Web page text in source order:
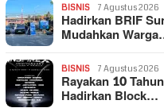
BISNIS 7 Agustus 2026
Hadirkan BRIF
Mudahkan
BISNIS 7 Agustus 2026
Rayakan 10
Hadirkan Block…